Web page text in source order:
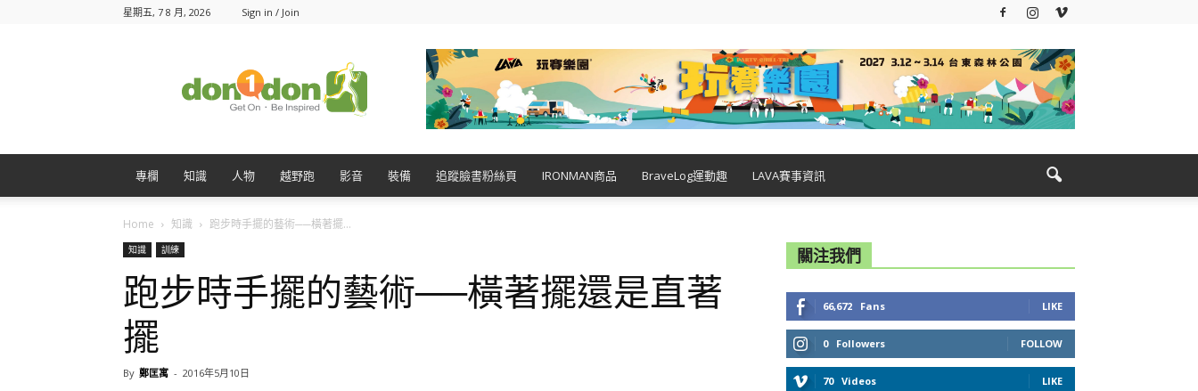
星期五, 7 8 月, 2026 Sign in / Join
專欄 知識 人物 越野跑 影音 裝備 追蹤臉書粉絲頁 IRONMAN商品 BraveLog運動趣 LAVA賽事資訊
Home 知識 跑步時手擺的藝術──橫著擺...
知識 訓練
跑步時手擺的藝術──橫著擺還是直著
擺
By 鄭匡寓 - 2016年5月10日
關注我們
66,672 Fans LIKE
0 Followers FOLLOW
70 Videos LIKE